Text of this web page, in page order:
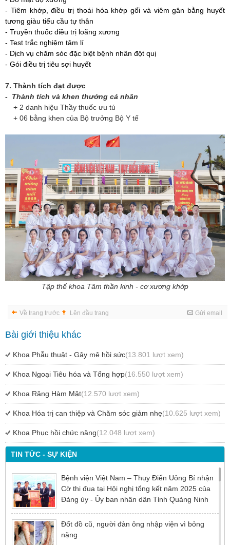
TIN TỨC - SỰ KIỆN
Bệnh viện Việt Nam – Thụy Điển Uông Bí nhận
Cờ thi đua tại Hội nghị tổng kết năm 2025 của
Đảng ủy - Ủy ban nhân dân Tỉnh Quảng Ninh
Đốt đồ cũ, người đàn ông nhập viện vì bỏng
nặng
- Tiêm khớp,điều trị thoái hóa khớp gối và viêm gân bằng huyết
tương giàu tiểu cầu tự thân
- Truyền thuốc điều trị loãng xương
- Test trắc nghiệm tâm lí
- Dịch vụ chăm sóc đặc biệt bệnh nhân đột quị
- Gói điều trị tiêu sợi huyết
7. Thành tích đạt được
- Thành tích và khen thưởng cá nhân
+ 2 danh hiệu Thầy thuốc ưu tú
+ 06 bằng khen của Bộ trưởng Bộ Y tế
Tập thể khoa Tâm thần kinh - cơ xương khớp
Về trang trước Lên đầu trang Gửi email
Bài giới thiệu khác
Khoa Phẫu thuật - Gây mê hồi sức(13.801 lượt xem)
Khoa Ngoại Tiêu hóa và Tổng hợp(16.550 lượt xem)
Khoa Răng Hàm Mặt(12.570 lượt xem)
Khoa Hóa trị can thiệp và Chăm sóc giảm nhẹ(10.625 lượt xem)
Khoa Phục hồi chức năng(12.048 lượt xem)